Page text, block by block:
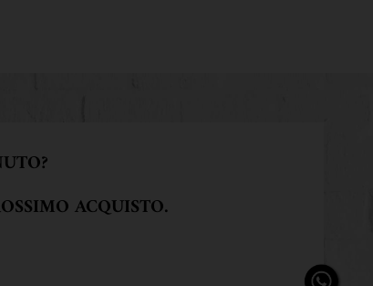
ACQUISTO.